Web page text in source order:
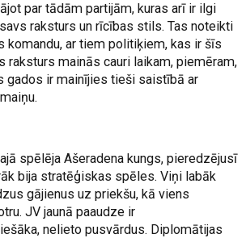
par tādām partijām, kuras arī ir ilgi
raksturs un rīcības stils. Tas noteikti
komandu, ar tiem politiķiem, kas ir šīs
raksturs mainās cauri laikam, piemēram,
gados ir mainījies tieši saistībā ar
spēlēja Ašeradena kungs, pieredzējusī
bija stratēģiskas spēles. Viņi labāk
gājienus uz priekšu, kā viens
JV jaunā paaudze ir
nelieto pusvārdus. Diplomātijas